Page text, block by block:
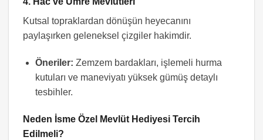
Kutsal topraklardan dönüşün heyecanını
paylaşırken geleneksel çizgiler hakimdir.
Öneriler: Zemzem bardakları, işlemeli hurma
kutuları ve maneviyatı yüksek gümüş detaylı
tesbihler.
Neden İsme Özel Mevlüt Hediyesi Tercih
Edilmeli?